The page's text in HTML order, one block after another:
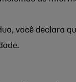
você declara